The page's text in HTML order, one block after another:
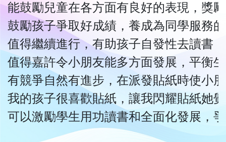
能鼓勵兒童在各方面有良好的表現，獎
鼓勵孩子爭取好成績，養成為同學服務
值得繼續進行，有助孩子自發性去讀書
值得嘉許令小朋友能多方面發展，平衡
有競爭自然有進步，在派發貼紙時使小
我的孩子很喜歡貼紙，讓我閃耀貼紙她
可以激勵學生用功讀書和全面化發展，